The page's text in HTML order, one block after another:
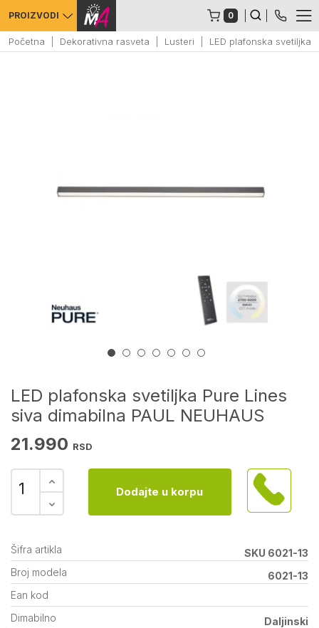
PROIZVODI 0
Početna Dekorativna rasveta Lusteri LED plafonska svetiljka
LED plafonska svetiljka Pure Lines
siva dimabilna PAUL NEUHAUS
21.990 RSD
Dodajte u korpu
Šifra artikla
SKU 6021-13
Broj modela
6021-13
Ean kod
Dimabilno
Daljinski